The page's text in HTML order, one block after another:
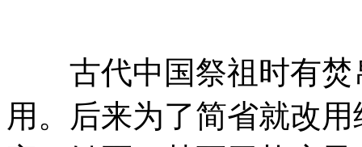
古代中国祭祖时有焚
用。后来为了简省就改